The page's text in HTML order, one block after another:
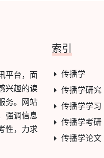
平台，面
兴趣的读
务。网站
强调信息
性，力求
索引
传播学
传播学研究
传播学学习
传播学考研
传播学论文